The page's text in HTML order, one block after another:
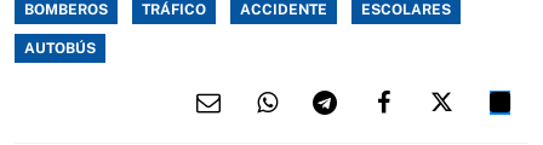
BOMBEROS TRÁFICO ACCIDENTE ESCOLARES
AUTOBÚS